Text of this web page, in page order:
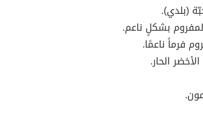
(بلدي).
بشكلٍ ناعم.
فرماً ناعمًا.
الحار.